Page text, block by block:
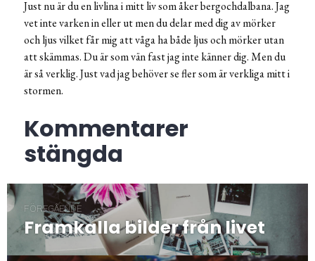
Just nu är du en livlina i mitt liv som åker bergochdalbana. Jag
vet inte varken in eller ut men du delar med dig av mörker
och ljus vilket får mig att våga ha både ljus och mörker utan
att skämmas. Du är som vän fast jag inte känner dig. Men du
är så verklig. Just vad jag behöver se fler som är verkliga mitt i
stormen.
Kommentarer
stängda
Inläggsnavigering
FÖREGÅENDE
Föregående
post:
Framkalla bilder från livet